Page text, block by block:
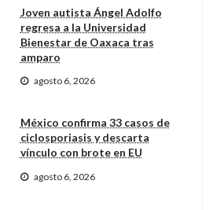
Joven autista Ángel Adolfo
regresa a la Universidad
Bienestar de Oaxaca tras
amparo
agosto 6, 2026
México confirma 33 casos de
ciclosporiasis y descarta
vínculo con brote en EU
agosto 6, 2026